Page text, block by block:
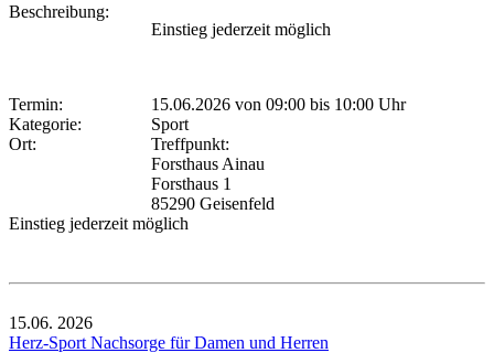
Beschreibung:
Einstieg jederzeit möglich
Termin: 15.06.2026 von 09:00 bis 10:00 Uhr
Kategorie:
Sport
Ort:
Treffpunkt:
Forsthaus Ainau
Forsthaus 1
85290 Geisenfeld
Einstieg jederzeit möglich
15.06. 2026
Herz-Sport Nachsorge für Damen und Herren